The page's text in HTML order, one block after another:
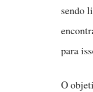
sendo
para
O